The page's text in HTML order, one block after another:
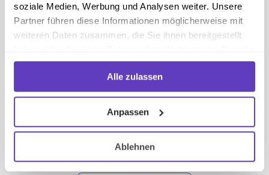
soziale Medien, Werbung und Analysen weiter. Unsere
Partner führen diese Informationen möglicherweise mit
weiteren Daten zusammen, die Sie ihnen bereitgestellt
gesammelt haben.
Alle zulassen
Anpassen
Ablehnen
Ist Vitadio für mich geeignet?
SUPPORT
Sie haben etwas auf dem Herzen oder
brauchen unsere Hilfe?